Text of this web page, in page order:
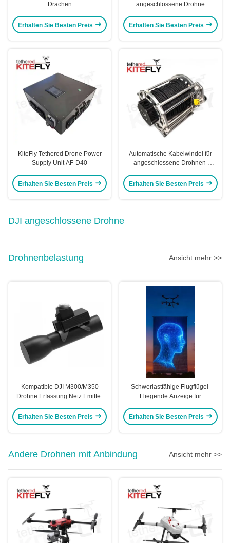
Drachen
Erhalten Sie Besten Preis
angeschlossene Drohne
Bodenstromquelle D4 Kitefly
Erhalten Sie Besten Preis
KiteFly Tethered Drone Power
Supply Unit AF-D40
Erhalten Sie Besten Preis
Automatische Kabelwindel für
angeschlossene Drohnen-
Erhalten Sie Besten Preis
DJI angeschlossene Drohne
Drohnenbelastung Ansicht mehr >>
Kompatible DJI M300/M350
Drohne Erfassung Netz Emitter
Kitefiy
Erhalten Sie Besten Preis
Schwerlastfähige Flugflügel-
Fliegende Anzeige für
Erhalten Sie Besten Preis
Andere Drohnen mit Anbindung Ansicht mehr >>